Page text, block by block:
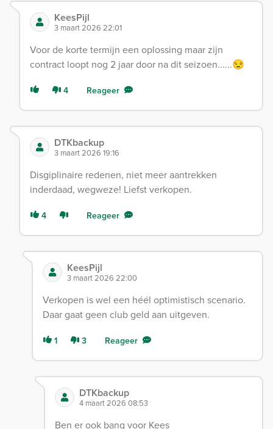
KeesPijl
3 maart 2026 22:01
Voor de korte termijn een oplossing maar zijn
contract loopt nog 2 jaar door na dit seizoen......😒
4 Reageer
DTKbackup
3 maart 2026 19:16
Disgiplinaire redenen, niet meer aantrekken
inderdaad, wegweze! Liefst verkopen.
4 Reageer
KeesPijl
3 maart 2026 22:00
Verkopen is wel een héél optimistisch scenario.
Daar gaat geen club geld aan uitgeven.
1 3 Reageer
DTKbackup
4 maart 2026 08:53
Ben er ook bang voor Kees